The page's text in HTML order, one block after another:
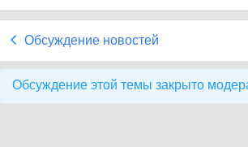
Обсуждение новостей
Обсуждение этой темы закрыто